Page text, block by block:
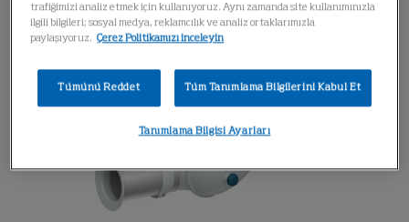
trafiğimizi analiz etmek için kullanıyoruz. Aynı zamanda site kullanımınızla
ilgili bilgileri; sosyal medya, reklamcılık ve analiz ortaklarımızla
paylaşıyoruz. Çerez Politikamızı inceleyin
Tümünü Reddet Tüm Tanımlama Bilgilerini Kabul Et
Tanımlama Bilgisi Ayarları